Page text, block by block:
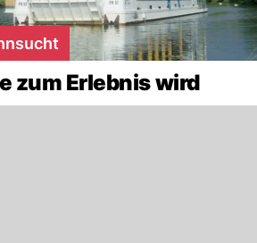
zum Erlebnis wird